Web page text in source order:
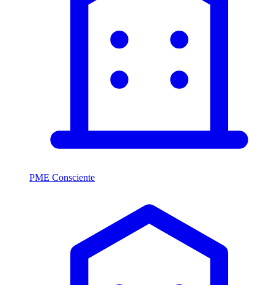
PME Consciente